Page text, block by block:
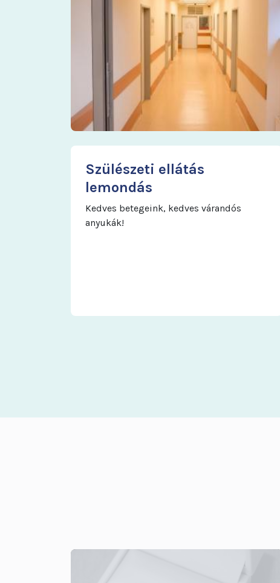
Szülészeti ellátás
lemondás
Kedves betegeink, kedves várandós
anyukák!